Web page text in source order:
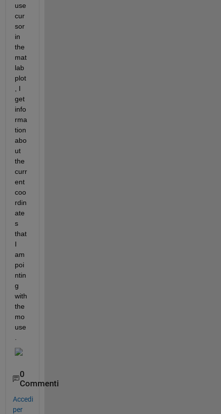
use
cur
sor
in
the
mat
lab
plot
, I
get
info
rma
tion
abo
ut
the
curr
ent
coo
rdin
ate
s
that
I
am
poi
ntin
g
with
the
mo
use
0
Commenti
Accedi
per